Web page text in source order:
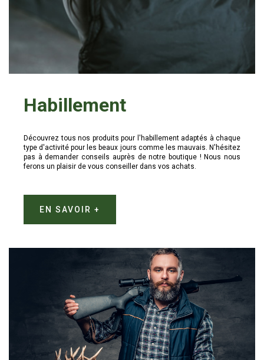
Habillement
Découvrez tous nos produits pour l'habillement adaptés à chaque
type d'activité pour les beaux jours comme les mauvais. N'hésitez
pas à demander conseils auprès de notre boutique ! Nous nous
ferons un plaisir de vous conseiller dans vos achats.
EN SAVOIR +